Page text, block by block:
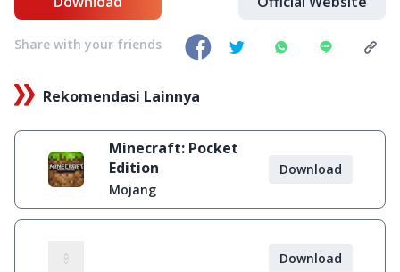
Share with your friends
Rekomendasi Lainnya
Minecraft: Pocket
Edition
Mojang
Download
Download